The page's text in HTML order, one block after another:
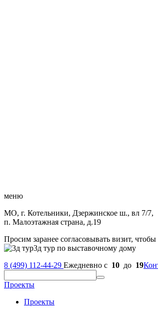
меню
МО, г. Котельники, Дзержинское ш., вл 7/7,
п. Малоэтажная страна, д.19
Просим заранее согласовывать визит,
3д тур по выставочному дому
8 (499) 112-44-29 Ежедневно с 10 до 19
Проекты
Проекты